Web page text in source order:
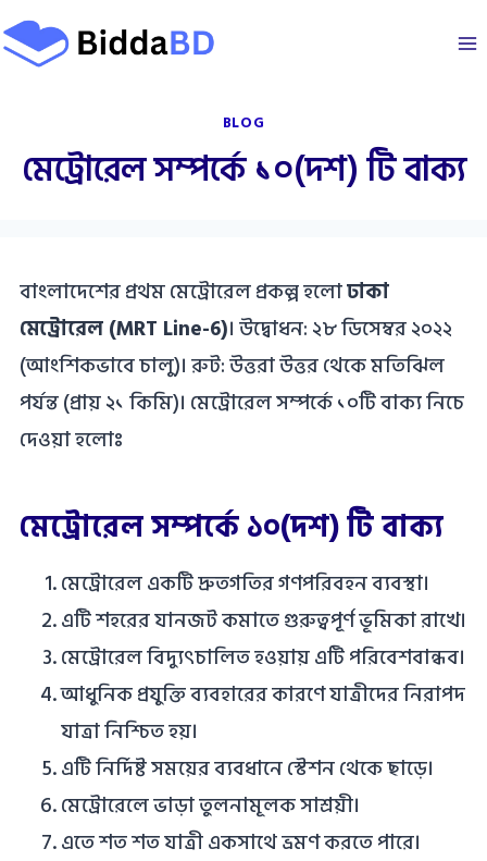
Skip
to
BLOG
মেট্রোরেল সম্পর্কে ১০(দশ) টি বাক্য
বাংলাদেশের প্রথম মেট্রোরেল প্রকল্প হলোঢাকা
মেট্রোরেল (MRT Line-6)। উদ্বোধন: ২৮ ডিসেম্বর ২০২২
(আংশিকভাবে চালু)। রুট: উত্তরা উত্তর থেকে মতিঝিল
পর্যন্ত (প্রায় ২১ কিমি)। মেট্রোরেল সম্পর্কে ১০টি বাক্য নিচে
দেওয়া হলোঃ
মেট্রোরেল সম্পর্কে ১০(দশ) টি বাক্য
মেট্রোরেল একটি দ্রুতগতির গণপরিবহন ব্যবস্থা।
এটি শহরের যানজট কমাতে গুরুত্বপূর্ণ ভূমিকা রাখে।
মেট্রোরেল বিদ্যুৎচালিত হওয়ায় এটি পরিবেশবান্ধব।
আধুনিক প্রযুক্তি ব্যবহারের কারণে যাত্রীদের নিরাপদ
যাত্রা নিশ্চিত হয়।
এটি নির্দিষ্ট সময়ের ব্যবধানে স্টেশন থেকে ছাড়ে।
মেট্রোরেলে ভাড়া তুলনামূলক সাশ্রয়ী।
এতে শত শত যাত্রী একসাথে ভ্রমণ করতে পারে।